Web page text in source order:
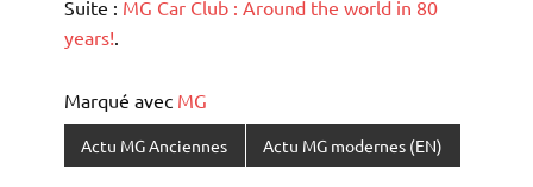
Suite : MG Car Club : Around the world in 80
years!.
Marqué avec MG
Actu MG Anciennes Actu MG modernes (EN)